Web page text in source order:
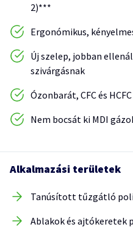
2)***
Ergonómikus,
Új szelep, jobban
szivárgásnak
Ózonbarát, CFC és
Nem bocsát ki MDI
Alkalmazási területek
Tanúsított tűzgátló
Ablakok és ajtókeretek